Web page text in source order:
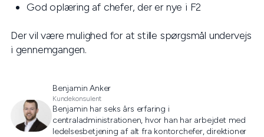
God oplæring af chefer, der er nye i F2
Der vil være mulighed for at stille spørgsmål undervejs
i gennemgangen.
Benjamin Anker
Kundekonsulent
Benjamin har seks års erfaring i
centraladministrationen, hvor han har arbejdet med
ledelsesbetjening af alt fra kontorchefer, direktioner